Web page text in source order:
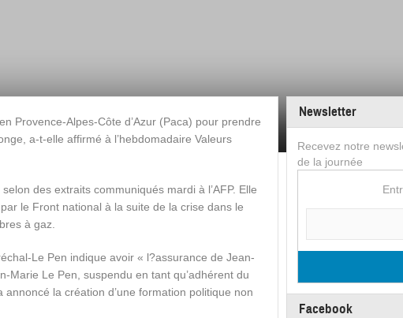
Provence-Alpes-Côte d’Azur (Paca) pour prendre
a-t-elle affirmé à l’hebdomadaire Valeurs
des extraits communiqués mardi à l’AFP. Elle
le Front national à la suite de la crise dans le
à gaz.
Le Pen indique avoir « l?assurance de Jean-
Marie Le Pen, suspendu en tant qu’adhérent du
la création d’une formation politique non
Newsletter
Recevez notre
de la journée
Facebook